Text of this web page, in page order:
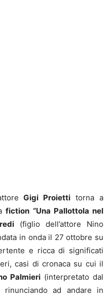
Gigi Proietti torna a
fiction “Una Pallottola nel
(figlio dell’attore Nino
in onda il 27 ottobre su
e ricca di significati
casi di cronaca su cui il
Palmieri(interpretato dal
rinunciando ad andare in